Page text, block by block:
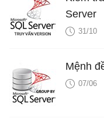
Server
31/10
Mệnh
07/06